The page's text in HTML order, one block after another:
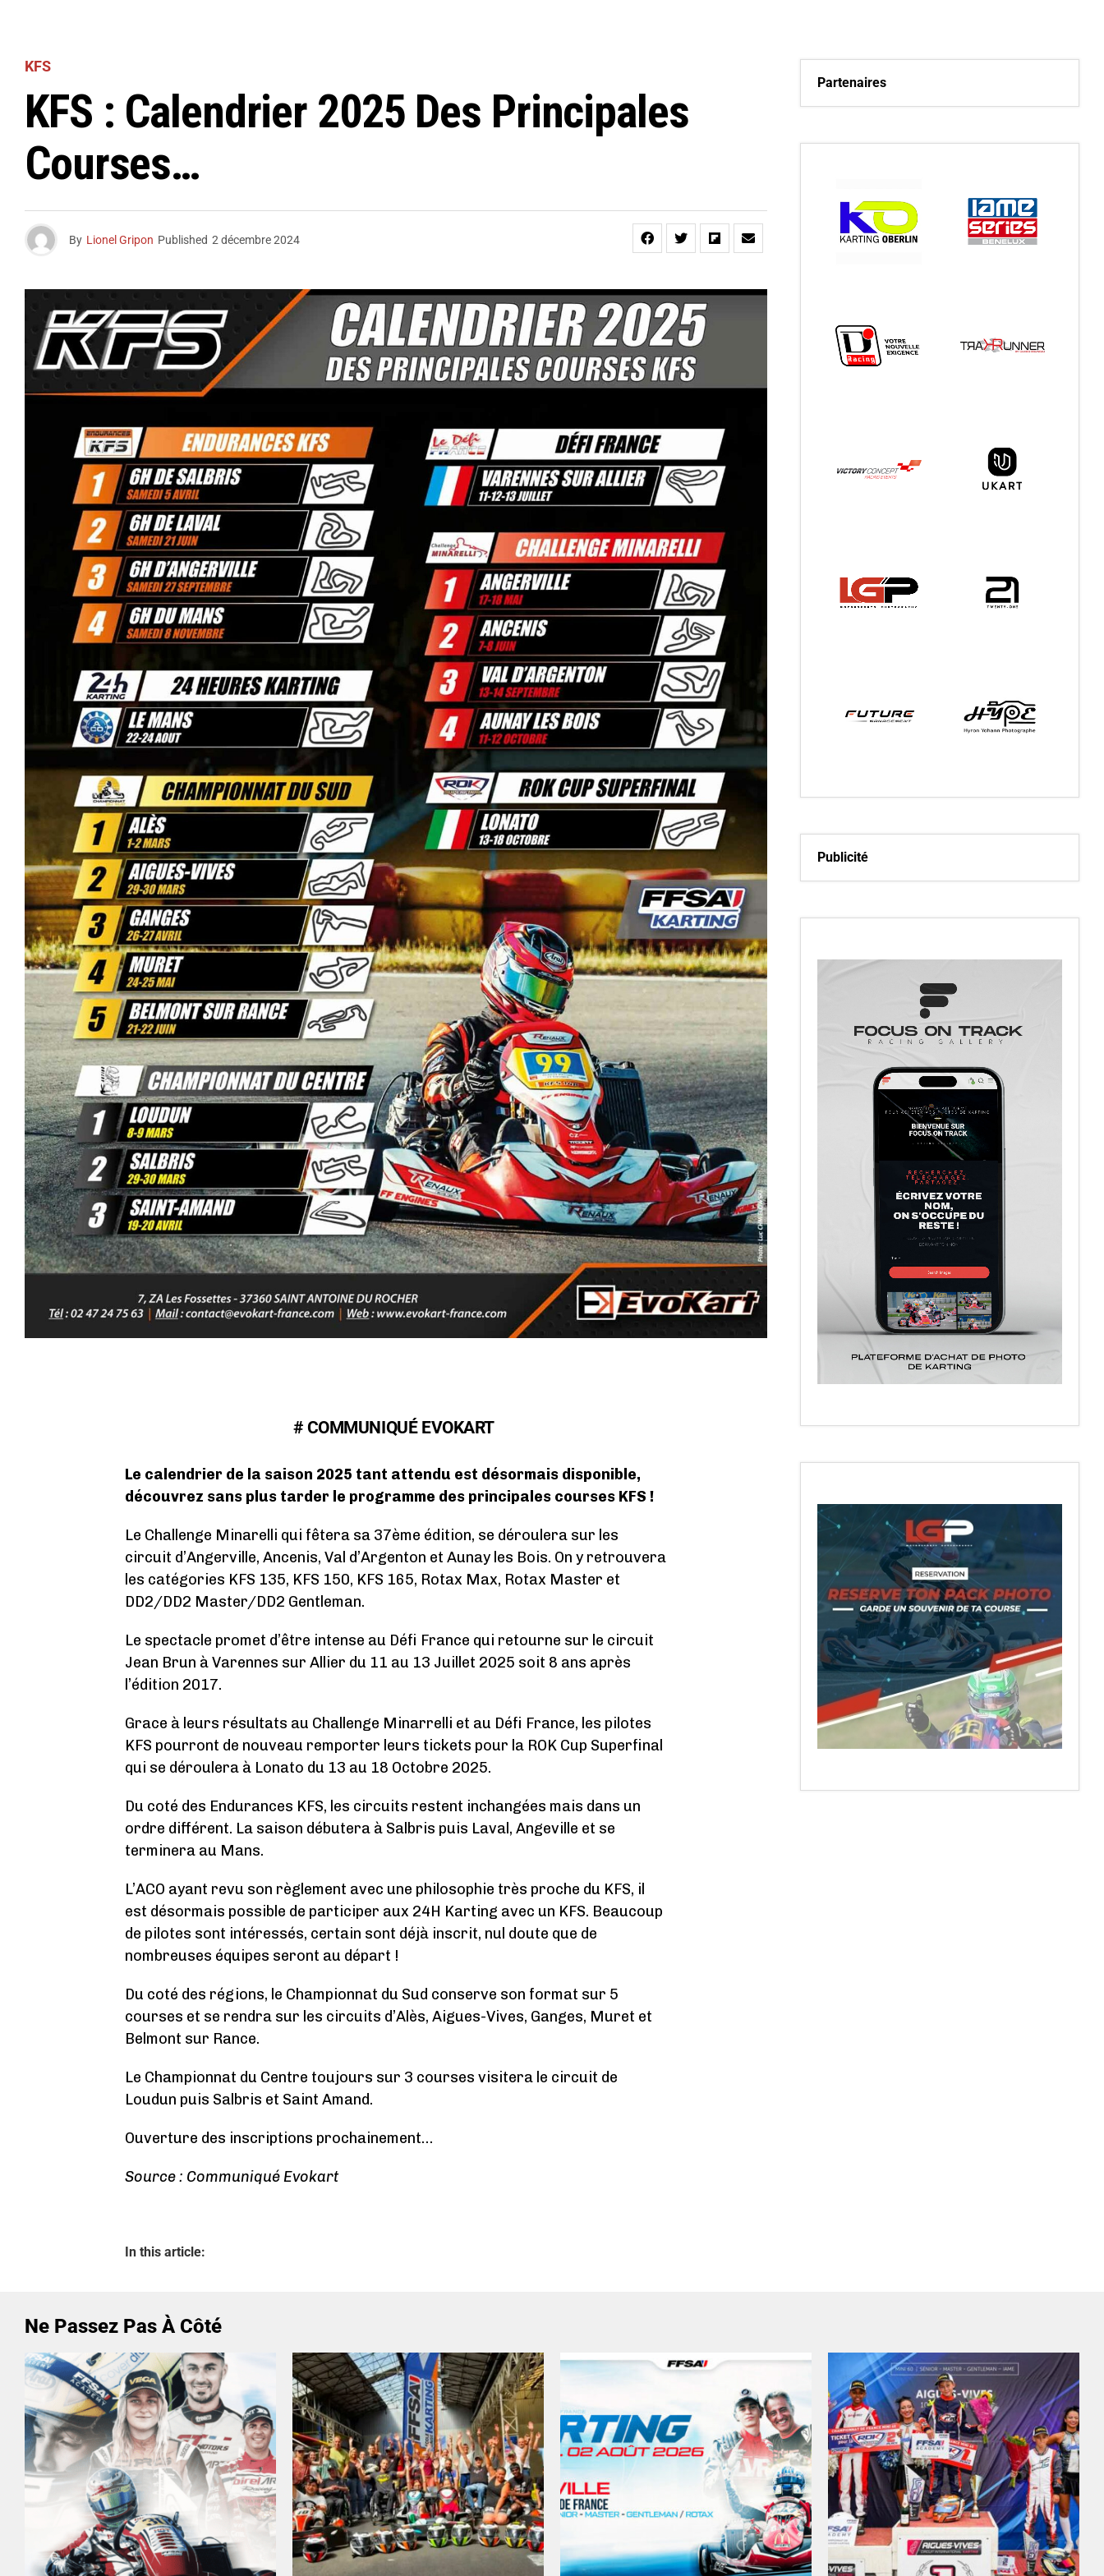
KFS
KFS : Calendrier 2025 Des Principales
Courses…
By Lionel Gripon Published 2 décembre 2024
# COMMUNIQUÉ EVOKART
Le calendrier de la saison 2025 tant attendu est désormais disponible,
découvrez sans plus tarder le programme des principales courses KFS !
Le Challenge Minarelli qui fêtera sa 37ème édition, se déroulera sur les
circuit d’Angerville, Ancenis, Val d’Argenton et Aunay les Bois. On y retrouvera
les catégories KFS 135, KFS 150, KFS 165, Rotax Max, Rotax Master et
DD2/DD2 Master/DD2 Gentleman.
Le spectacle promet d’être intense au Défi France qui retourne sur le circuit
Jean Brun à Varennes sur Allier du 11 au 13 Juillet 2025 soit 8 ans après
l’édition 2017.
Grace à leurs résultats au Challenge Minarrelli et au Défi France, les pilotes
KFS pourront de nouveau remporter leurs tickets pour la ROK Cup Superfinal
qui se déroulera à Lonato du 13 au 18 Octobre 2025.
Du coté des Endurances KFS, les circuits restent inchangées mais dans un
ordre différent. La saison débutera à Salbris puis Laval, Angeville et se
terminera au Mans.
L’ACO ayant revu son règlement avec une philosophie très proche du KFS, il
est désormais possible de participer aux 24H Karting avec un KFS. Beaucoup
de pilotes sont intéressés, certain sont déjà inscrit, nul doute que de
nombreuses équipes seront au départ !
Du coté des régions, le Championnat du Sud conserve son format sur 5
courses et se rendra sur les circuits d’Alès, Aigues-Vives, Ganges, Muret et
Belmont sur Rance.
Le Championnat du Centre toujours sur 3 courses visitera le circuit de
Loudun puis Salbris et Saint Amand.
Ouverture des inscriptions prochainement…
Source : Communiqué Evokart
In this article:
Partenaires
Publicité
Ne Passez Pas À Côté